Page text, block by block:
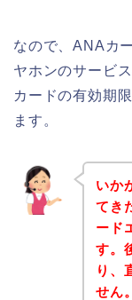
なので、ANAカ
ヤホンのサービ
カードの有効期
ます。
いか
てき
ード
す。
り、
せん。